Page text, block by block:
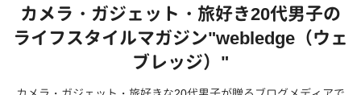
カメラ・ガジェット・旅好き20代男子の
ライフスタイルマガジン"webledge（ウェ
ブレッジ）"